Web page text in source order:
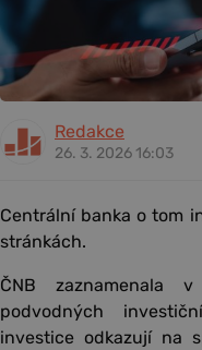
Redakce
26. 3. 2026 16:03
Centrální banka o tom
stránkách.
ČNB zaznamenala
podvodných
investice odkazují na